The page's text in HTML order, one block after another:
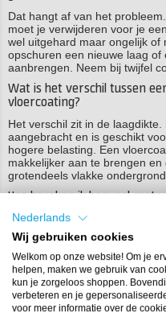
Dat hangt af van het
moet je verwijderen voor je
wel uitgehard maar ongelijk of
opschuren een nieuwe laag of
aanbrengen. Neem bij twijfel
Wat is het verschil tussen
vloercoating?
Het verschil zit in de
aangebracht en is geschikt
hogere belasting. Een
makkelijker aan te brengen
grotendeels vlakke ondergrond.
Hoe bereken ik hoeveel
Meet de lengte en breedte
met elkaar voor het totale
op als speling voor verliezen
Onze specialisten helpen je
juiste pakket op basis van
Kan ik een epoxy gietvloer
Een standaard epoxy
Nederlands
Wij gebruiken cookies
Welkom op onze website! Om je
helpen, maken we gebruik van
kun je zorgeloos shoppen.
verbeteren en je
voor meer informatie over de